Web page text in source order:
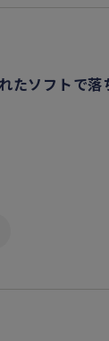
たソフトで落